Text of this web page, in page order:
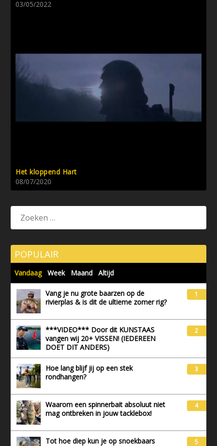
03/05/2022
Het kloppend Hart
08/07/2020
POPULAIR
Vandaag Week Maand Altijd
Vang je nu grote baarzen op de
rivierplas & is dit de ultieme zomer rig?
1
***VIDEO*** Door dit KUNSTAAS
vangen wij 20+ VISSEN! (IEDEREEN
DOET DIT ANDERS)
2
Hoe lang blijf jij op een stek
rondhangen?
3
Waarom een spinnerbait absoluut niet
mag ontbreken in jouw tacklebox!
4
Tot hoe diep kun je op snoekbaars
5